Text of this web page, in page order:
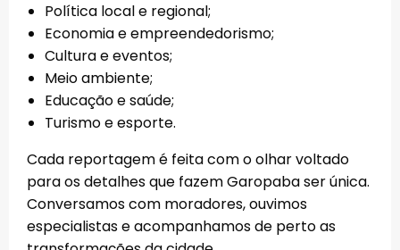
Política local e regional;
Economia e empreendedorismo;
Cultura e eventos;
Meio ambiente;
Educação e saúde;
Turismo e esporte.
Cada reportagem é feita com o olhar voltado
para os detalhes que fazem Garopaba ser única.
Conversamos com moradores, ouvimos
especialistas e acompanhamos de perto as